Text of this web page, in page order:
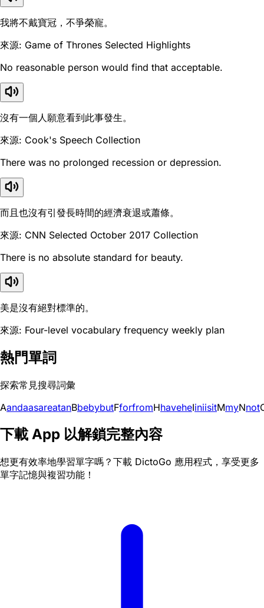
我將不戴寶冠，不爭榮寵。
來源: Game of Thrones Selected Highlights
No reasonable person would find that acceptable.
沒有一個人願意看到此事發生。
來源: Cook's Speech Collection
There was no prolonged recession or depression.
而且也沒有引發長時間的經濟衰退或蕭條。
來源: CNN Selected October 2017 Collection
There is no absolute standard for beauty.
美是沒有絕對標準的。
來源: Four-level vocabulary frequency weekly plan
熱門單詞
探索常見搜尋詞彙
AandaasareatanBbebybutFforfromHhaveheIiniisitMmyNnot
下載 App 以解鎖完整內容
想更有效率地學習單字嗎？下載 DictoGo 應用程式，享受更多
單字記憶與複習功能！